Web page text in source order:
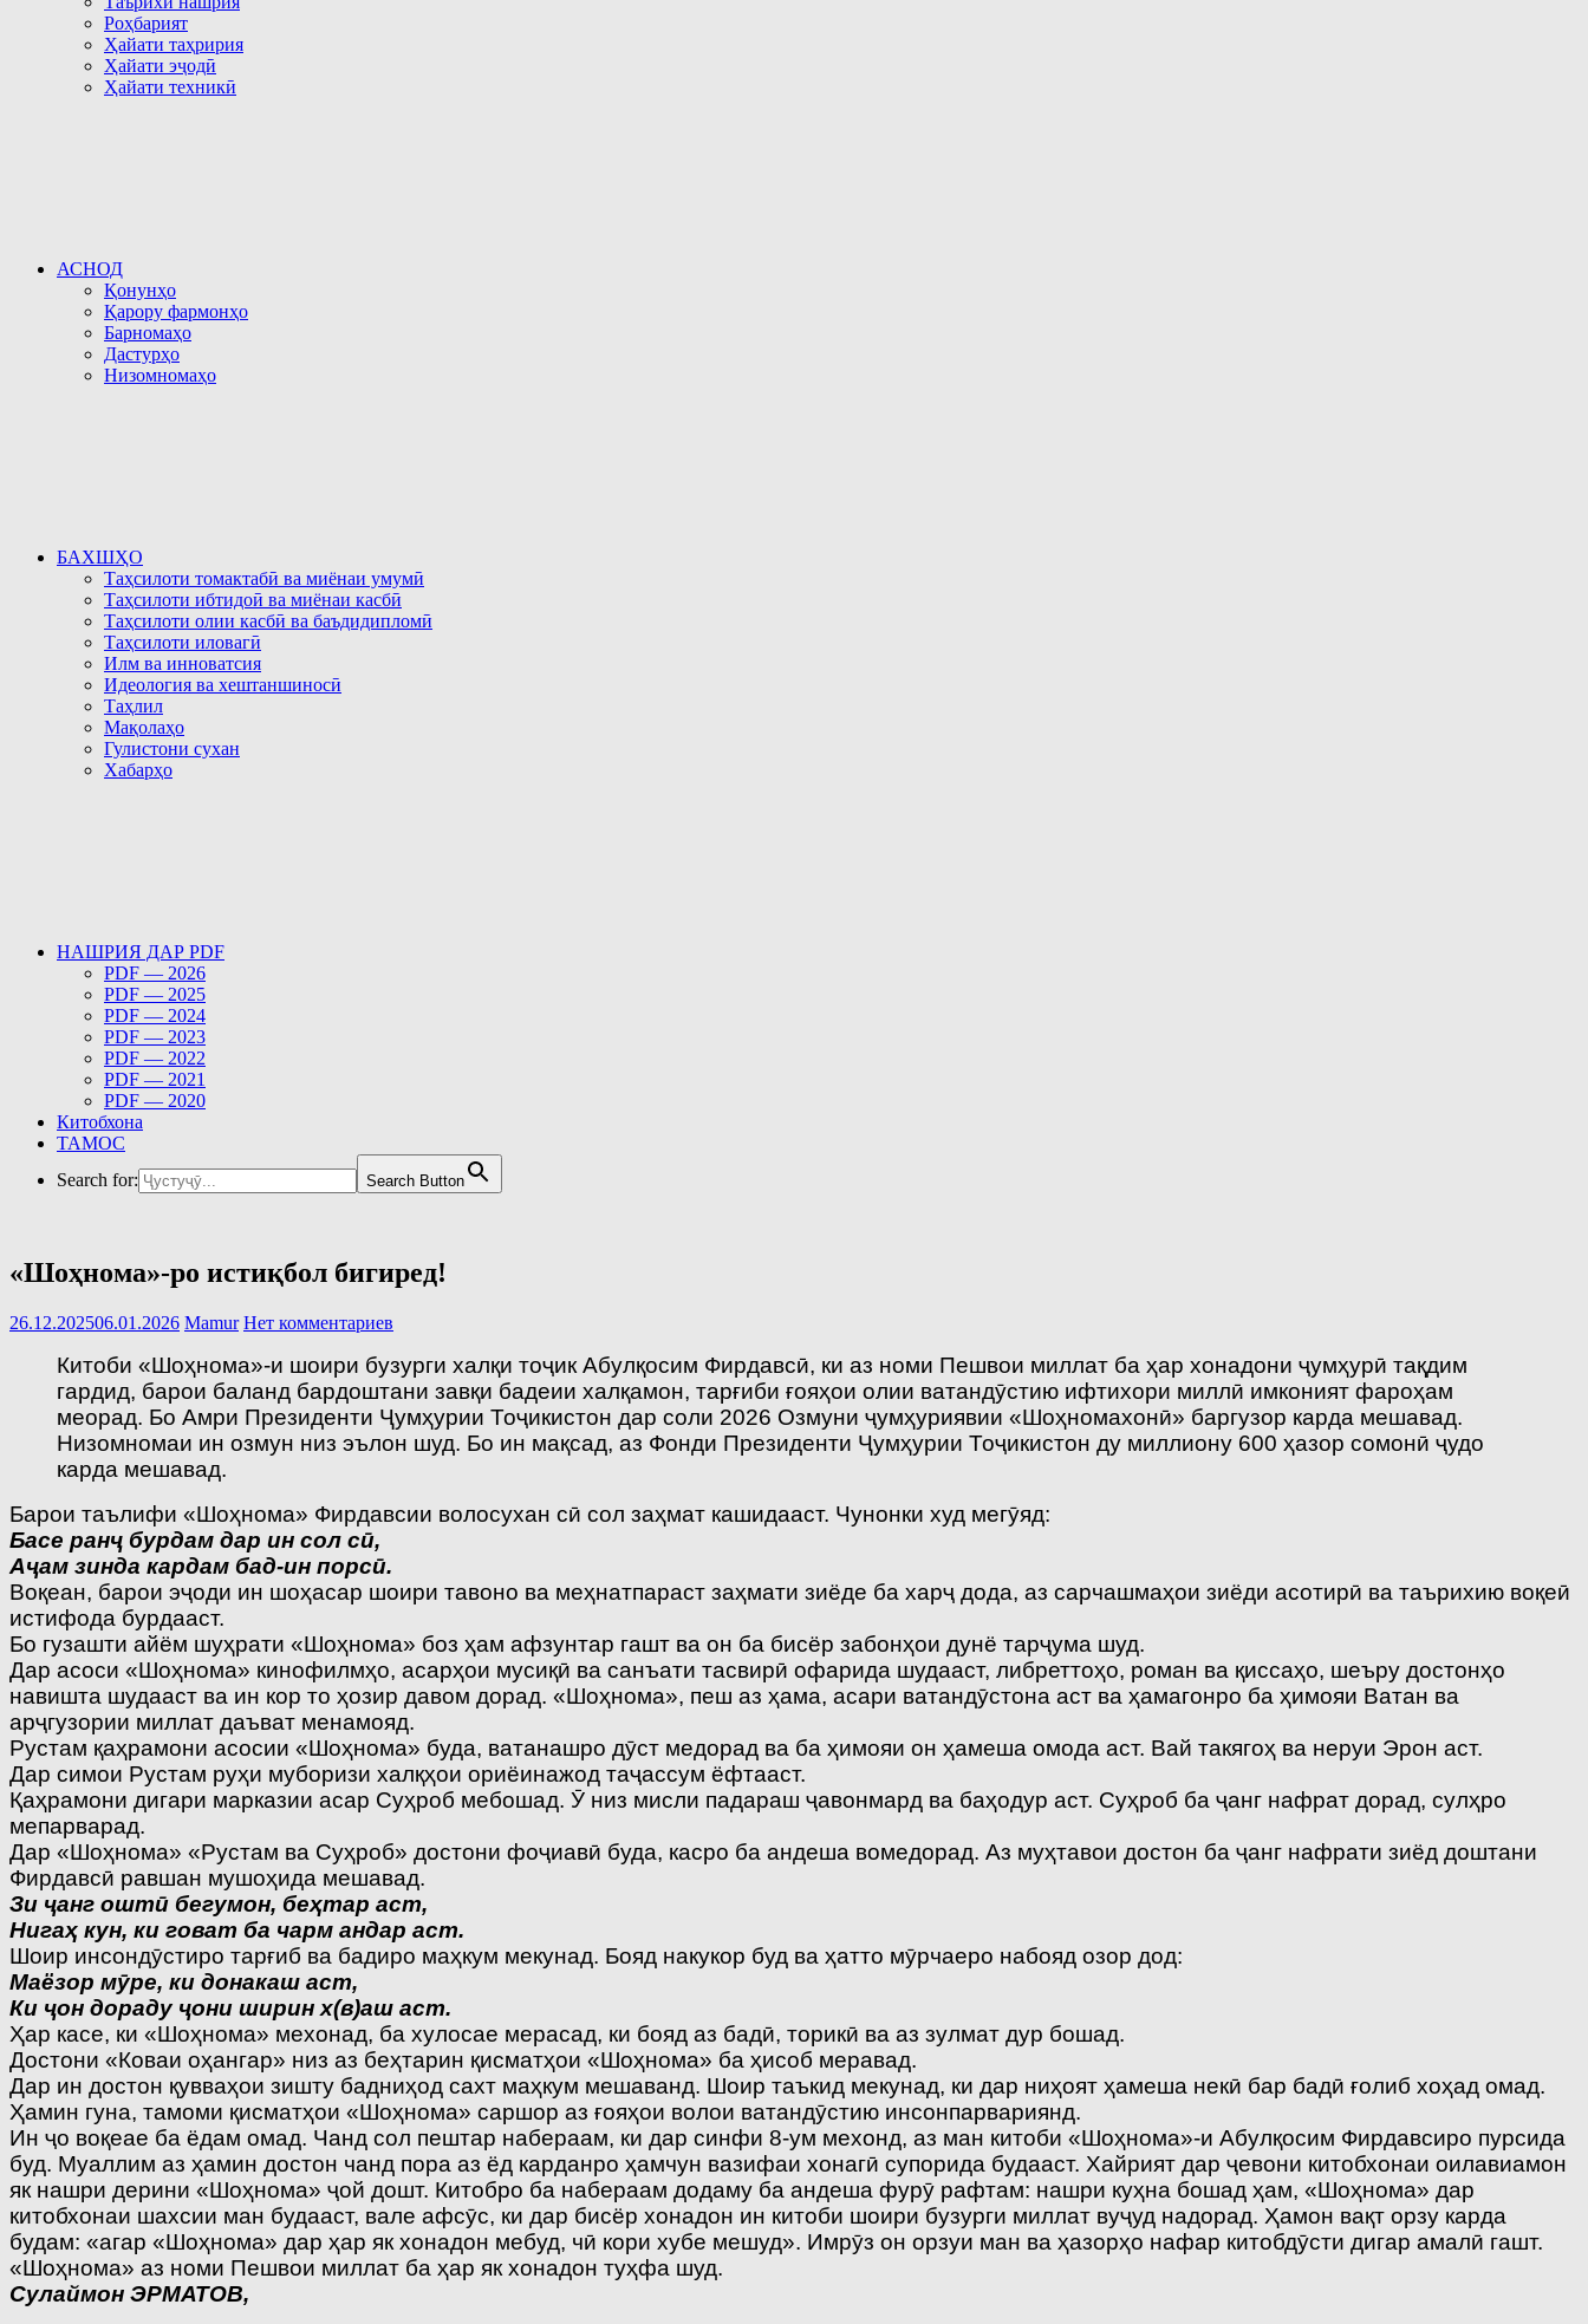
Роҳбарият
Ҳайати таҳририя
Ҳайати эҷодӣ
Ҳайати техникӣ
АСНОД
Қонунҳо
Қарору фармонҳо
Барномаҳо
Дастурҳо
Низомномаҳо
БАХШҲО
Таҳсилоти томактабӣ ва миёнаи умумӣ
Таҳсилоти ибтидоӣ ва миёнаи касбӣ
Таҳсилоти олии касбӣ ва баъдидипломӣ
Таҳсилоти иловагӣ
Илм ва инноватсия
Идеология ва хештаншиносӣ
Таҳлил
Мақолаҳо
Гулистони сухан
Хабарҳо
НАШРИЯ ДАР PDF
PDF — 2026
PDF — 2025
PDF — 2024
PDF — 2023
PDF — 2022
PDF — 2021
PDF — 2020
Китобхона
ТАМОС
Search for:
Search Button
«Шоҳнома»-ро истиқбол бигиред!
26.12.202506.01.2026 Mamur Нет комментариев
Китоби «Шоҳнома»-и шоири бузурги халқи тоҷик Абулқосим Фирдавсӣ, ки аз номи Пешвои миллат ба ҳар хонадони ҷумҳурӣ тақдим
гардид, барои баланд бардоштани завқи бадеии халқамон, тарғиби ғояҳои олии ватандӯстию ифтихори миллӣ имконият фароҳам
меорад. Бо Амри Президенти Ҷумҳурии Тоҷикистон дар соли 2026 Озмуни ҷумҳуриявии «Шоҳномахонӣ» баргузор карда мешавад.
Низомномаи ин озмун низ эълон шуд. Бо ин мақсад, аз Фонди Президенти Ҷумҳурии Тоҷикистон ду миллиону 600 ҳазор сомонӣ ҷудо
карда мешавад.
Барои таълифи «Шоҳнома» Фирдавсии волосухан сӣ сол заҳмат кашидааст. Чунонки худ мегӯяд:
Басе ранҷ бурдам дар ин сол сӣ,
Аҷам зинда кардам бад-ин порсӣ.
Воқеан, барои эҷоди ин шоҳасар шоири тавоно ва меҳнатпараст заҳмати зиёде ба харҷ дода, аз сарчашмаҳои зиёди асотирӣ ва таърихию воқеӣ
истифода бурдааст.
Бо гузашти айём шуҳрати «Шоҳнома» боз ҳам афзунтар гашт ва он ба бисёр забонҳои дунё тарҷума шуд.
Дар асоси «Шоҳнома» кинофилмҳо, асарҳои мусиқӣ ва санъати тасвирӣ офарида шудааст, либреттоҳо, роман ва қиссаҳо, шеъру достонҳо
навишта шудааст ва ин кор то ҳозир давом дорад. «Шоҳнома», пеш аз ҳама, асари ватандӯстона аст ва ҳамагонро ба ҳимояи Ватан ва
арҷгузории миллат даъват менамояд.
Рустам қаҳрамони асосии «Шоҳнома» буда, ватанашро дӯст медорад ва ба ҳимояи он ҳамеша омода аст. Вай такягоҳ ва неруи Эрон аст.
Дар симои Рустам руҳи муборизи халқҳои ориёинажод таҷассум ёфтааст.
Қаҳрамони дигари марказии асар Суҳроб мебошад. Ӯ низ мисли падараш ҷавонмард ва баҳодур аст. Суҳроб ба ҷанг нафрат дорад, сулҳро
мепарварад.
Дар «Шоҳнома» «Рустам ва Суҳроб» достони фоҷиавӣ буда, касро ба андеша вомедорад. Аз муҳтавои достон ба ҷанг нафрати зиёд доштани
Фирдавсӣ равшан мушоҳида мешавад.
Зи ҷанг оштӣ бегумон, беҳтар аст,
Нигаҳ кун, ки говат ба чарм андар аст.
Шоир инсондӯстиро тарғиб ва бадиро маҳкум мекунад. Бояд накукор буд ва ҳатто мӯрчаеро набояд озор дод:
Маёзор мӯре, ки донакаш аст,
Ки ҷон дораду ҷони ширин х(в)аш аст.
Ҳар касе, ки «Шоҳнома» мехонад, ба хулосае мерасад, ки бояд аз бадӣ, торикӣ ва аз зулмат дур бошад.
Достони «Коваи оҳангар» низ аз беҳтарин қисматҳои «Шоҳнома» ба ҳисоб меравад.
Дар ин достон қувваҳои зишту бадниҳод сахт маҳкум мешаванд. Шоир таъкид мекунад, ки дар ниҳоят ҳамеша некӣ бар бадӣ ғолиб хоҳад омад.
Ҳамин гуна, тамоми қисматҳои «Шоҳнома» саршор аз ғояҳои волои ватандӯстию инсонпарвариянд.
Ин ҷо воқеае ба ёдам омад. Чанд сол пештар набераам, ки дар синфи 8-ум мехонд, аз ман китоби «Шоҳнома»-и Абулқосим Фирдавсиро пурсида
буд. Муаллим аз ҳамин достон чанд пора аз ёд карданро ҳамчун вазифаи хонагӣ супорида будааст. Хайрият дар ҷевони китобхонаи оилавиамон
як нашри дерини «Шоҳнома» ҷой дошт. Китобро ба набераам додаму ба андеша фурӯ рафтам: нашри куҳна бошад ҳам, «Шоҳнома» дар
китобхонаи шахсии ман будааст, вале афсӯс, ки дар бисёр хонадон ин китоби шоири бузурги миллат вуҷуд надорад. Ҳамон вақт орзу карда
будам: «агар «Шоҳнома» дар ҳар як хонадон мебуд, чӣ кори хубе мешуд». Имрӯз он орзуи ман ва ҳазорҳо нафар китобдӯсти дигар амалӣ гашт.
«Шоҳнома» аз номи Пешвои миллат ба ҳар як хонадон туҳфа шуд.
Сулаймон ЭРМАТОВ,